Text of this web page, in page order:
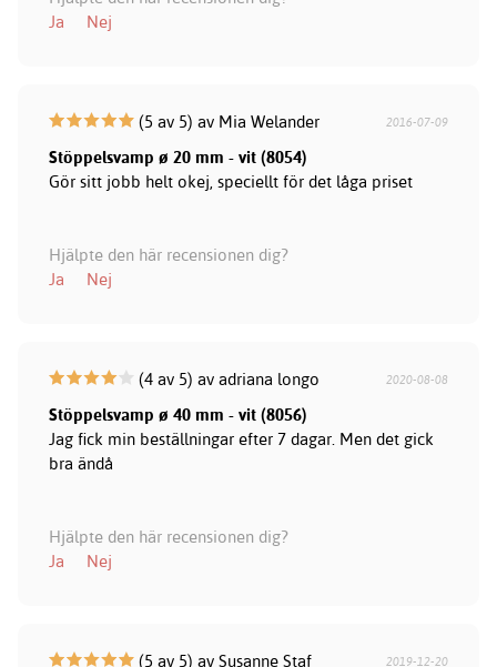
Ja
Nej
(5 av 5) av Mia Welander 2016-07-09
Stöppelsvamp ø 20 mm - vit (8054)
Gör sitt jobb helt okej, speciellt för det låga priset
Hjälpte den här recensionen dig?
Ja
Nej
(4 av 5) av adriana longo 2020-08-08
Stöppelsvamp ø 40 mm - vit (8056)
Jag fick min beställningar efter 7 dagar. Men det gick
bra ändå
Hjälpte den här recensionen dig?
Ja
Nej
(5 av 5) av Susanne Staf 2019-12-20